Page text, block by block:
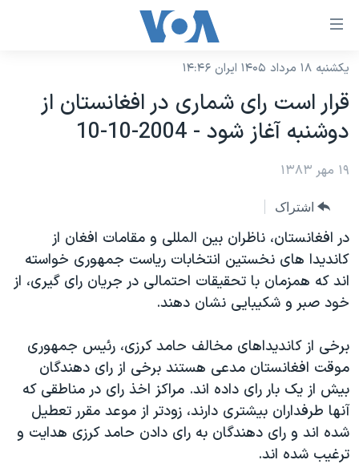
لینکهای
دسترسی
جهش
محتوای
اصلی
جهش
صفحه
اصلی
جهش
به
جستجو
نسخه سبک وب‌سایت
موضوع ها
ایران
آمریکا
جهان
ورزشی
گزیده‌ها
ویدیوها
فرهنگ و زندگی
حقوق شهروندی
اقتصادی
علم و فناوری
برنامه های تلویزیونی
جدول برنامه ها
صفحه‌های ویژه
جام جهانی ۲۰۲۶
عملیات خشم حماسی
بایگانی برنامه‌های تلویزیونی
مستندها
انتخابات ریاست جمهوری آمریکا ۲۰۲۴
حمله جمهوری اسلامی به اسرائیل
رمز مهسا
فرکانس‌های صدای آمریکا
پخش رادیویی
دنبال کنید
یکشنبه ۱۸ مرداد ۱۴۰۵ ایران ۱۴:۴۶
قرار است رای شماری در افغانستان از
دوشنبه آغاز شود - 2004-10-10
۱۹ مهر ۱۳۸۳
اشتراک
در افغانستان، ناظران بين المللی و مقامات افغان از
کانديدا های نخستين انتخابات رياست جمهوری خواسته
اند که همزمان با تحقيقات احتمالی در جريان رای گيری، از
خود صبر و شکيبايی نشان دهند.
برخی از کانديداهای مخالف حامد کرزی، رئيس جمهوری
موقت افغانستان مدعی هستند برخی از رای دهندگان
بيش از يک بار رای داده اند. مراکز اخذ رای در مناطقی که
آنها طرفداران بيشتری دارند، زودتر از موعد مقرر تعطيل
شده اند و رای دهندگان به رای دادن حامد کرزی هدايت و
ترغيب شده اند.